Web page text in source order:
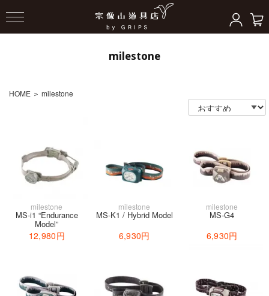
milestone
HOME ＞ milestone
milestone
MS-i1 “Endurance
Model”
12,980円
milestone
MS-K1 / Hybrid Model
6,930円
milestone
MS-G4
6,930円